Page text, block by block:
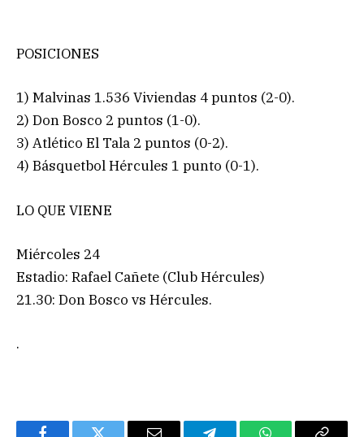
POSICIONES
1) Malvinas 1.536 Viviendas 4 puntos (2-0).
2) Don Bosco 2 puntos (1-0).
3) Atlético El Tala 2 puntos (0-2).
4) Básquetbol Hércules 1 punto (0-1).
LO QUE VIENE
Miércoles 24
Estadio: Rafael Cañete (Club Hércules)
21.30: Don Bosco vs Hércules.
.